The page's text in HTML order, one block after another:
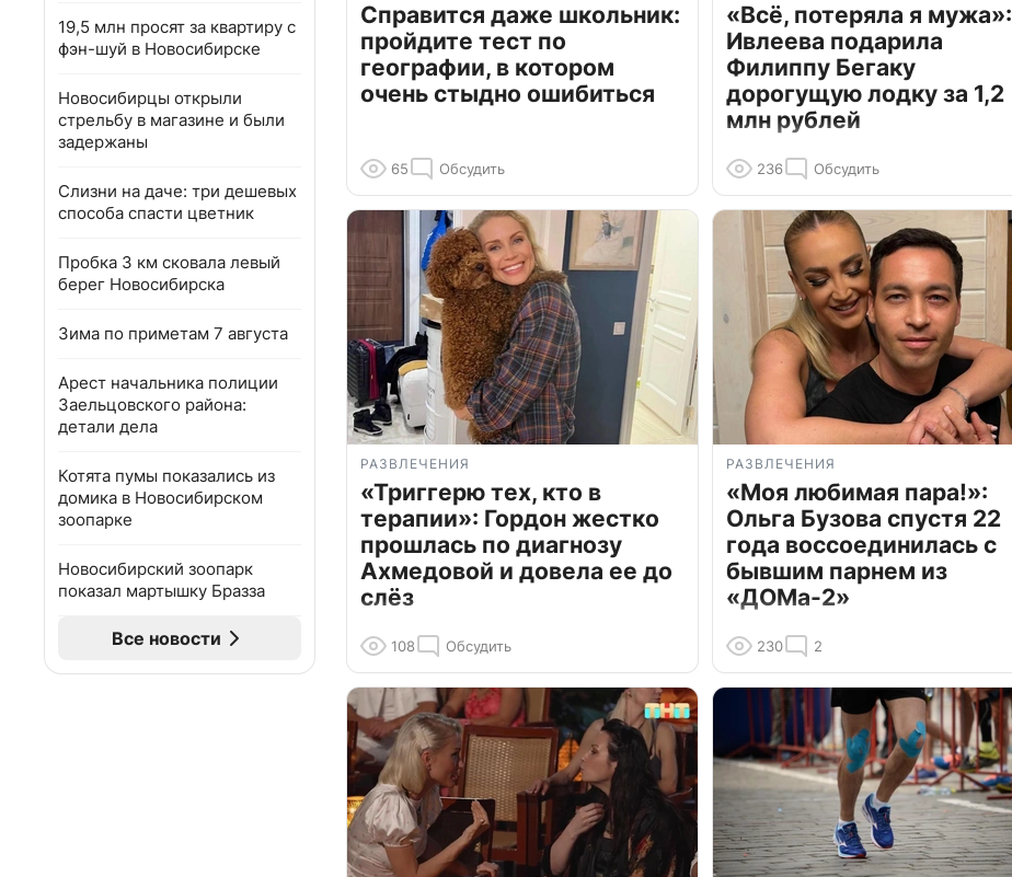
19,5 млн просят за квартиру с
фэн-шуй в Новосибирске
Новосибирцы открыли
стрельбу в магазине и были
задержаны
Слизни на даче: три дешевых
способа спасти цветник
Пробка 3 км сковала левый
берег Новосибирска
Зима по приметам 7 августа
Арест начальника полиции
Заельцовского района:
детали дела
Котята пумы показались из
домика в Новосибирском
зоопарке
Новосибирский зоопарк
показал мартышку Бразза
Все новости
Справится даже школьник:
пройдите тест по
географии, в котором
очень стыдно ошибиться
65 Обсудить
«Всё, потеряла я мужа»:
Ивлеева подарила
Филиппу Бегаку
дорогущую лодку за 1,2
млн рублей
236 Обсудить
РАЗВЛЕЧЕНИЯ
«Триггерю тех, кто в
терапии»: Гордон жестко
прошлась по диагнозу
Ахмедовой и довела ее до
слёз
108 Обсудить
РАЗВЛЕЧЕНИЯ
«Моя любимая пара!»:
Ольга Бузова спустя 22
года воссоединилась с
бывшим парнем из
«ДОМа-2»
230 2